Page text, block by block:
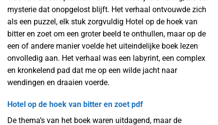
mysterie dat onopgelost blijft. Het verhaal ontvouwde zich
als een puzzel, elk stuk zorgvuldig Hotel op de hoek van
bitter en zoet om een groter beeld te onthullen, maar op de
een of andere manier voelde het uiteindelijke boek lezen
onvolledig aan. Het verhaal was een labyrint, een complex
en kronkelend pad dat me op een wilde jacht naar
wendingen en draaien voerde.
Hotel op de hoek van bitter en zoet pdf
De thema’s van het boek waren uitdagend, maar de